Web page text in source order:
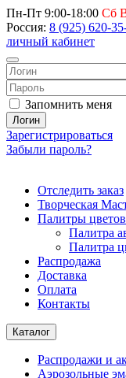
Пн-Пт 9:00-18:00 Сб
Россия: 8 (925) 620-
личный кабинет
Запомнить меня
Логин
Зарегистрироваться
Забыли пароль?
Отследить заказ
Творческая
Палитры цветов
Палитра
Палитра
Распродажа
Доставка
Оплата
Контакты
Каталог
Распродажи и
Аэрозольные